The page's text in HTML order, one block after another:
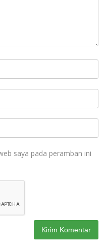
saya pada peramban ini